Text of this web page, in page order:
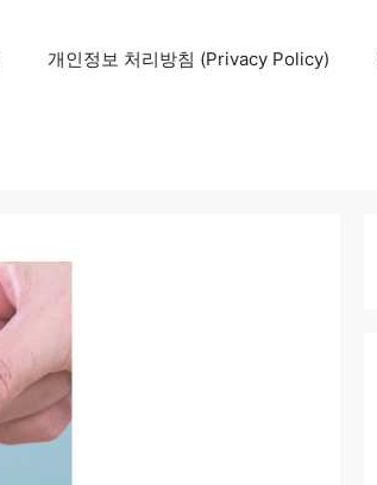
개인정보 처리방침 (Privacy Policy)